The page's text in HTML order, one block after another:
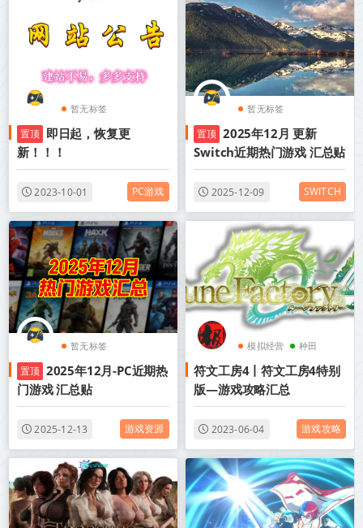
暂无标签
置顶 即日起，恢复更
新！！！
2023-10-01 PC游戏
暂无标签
置顶 2025年12月 更新
Switch近期热门游戏 汇总贴
2025-12-09 SWITCH
暂无标签
置顶 2025年12月-PC近期热
门游戏 汇总贴
2025-12-13 游戏资源
模拟经营 种田
符文工房4丨符文工房4特别
版—游戏攻略汇总
2023-06-04 游戏攻略